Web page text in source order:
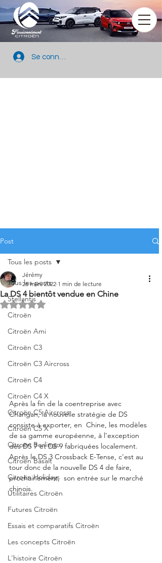
Se connecter
Post
Tous les posts
Stellantis
Citroën
Citroën Ami
Citroën C3
Citroën C3 Aircross
Citroën C4
Citroën C4 X
Citroën C5 Aircross
Citroën C5 X
Citroën Berlingo
Citroën Basalt
Citroën Holidays
Utilitaires Citroën
Futures Citroën
Essais et comparatifs Citroën
Les concepts Citroën
L'histoire Citroën
Tous les posts
La DS 4 bientôt vendue en Chine
Jérémy
26 mars 2022 1 min de lecture
Noté NaN étoiles sur 5.
Après la fin de la coentreprise avec
Changan, la nouvelle stratégie de DS
consiste à exporter, en  Chine, les modèles
de sa gamme européenne, à l'exception
des DS 7 et DS 9 fabriquées localement.
Après le DS 3 Crossback E-Tense, c'est au
tour donc de la nouvelle DS 4 de faire,
prochainement,  son entrée sur le marché
chinois.